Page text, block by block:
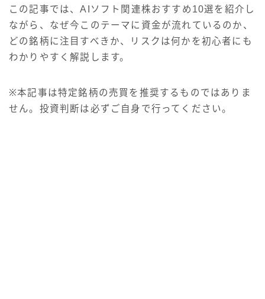
この記事では、AIソフト関連株おすすめ10選を紹介し
ながら、なぜ今このテーマに資金が流れているのか、
どの銘柄に注目すべきか、リスクは何かを初心者にも
わかりやすく解説します。
※本記事は特定銘柄の売買を推奨するものではありま
せん。投資判断は必ずご自身で行ってください。